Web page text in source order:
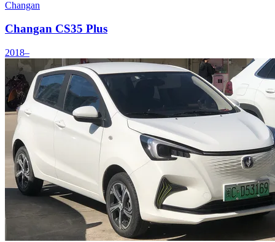
Changan
Changan CS35 Plus
2018–